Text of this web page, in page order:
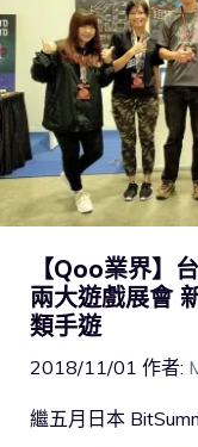
【Qoo業界】
兩大遊戲展會
類手遊
2018/11/01 作者:
繼五月日本